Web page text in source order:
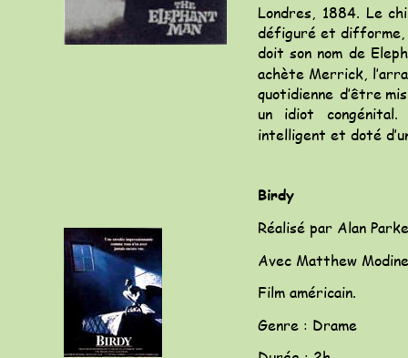
Birdy
Réalisé par Alan
Avec Matthew
Film américain.
Genre : Drame
Londres, 1884. Le
défiguré et difforme,
doit son nom de
achète Merrick,
quotidienne d’être mis
un
idiot
congénital.
intelligent et doté